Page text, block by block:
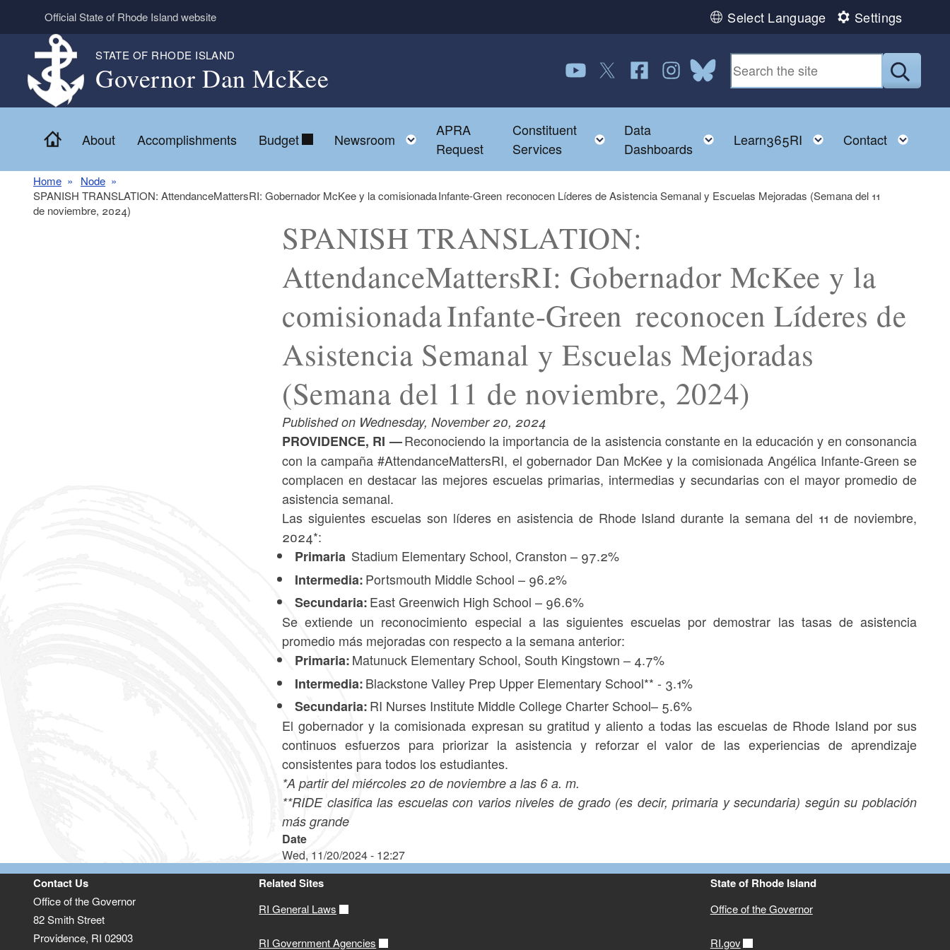
Skip to main content
Official State of Rhode Island website Select Language Settings
STATE OF RHODE ISLAND
Governor Dan McKee
Home
About Accomplishments Budget Newsroom Toggle child menu
APRA
Request
Constituent
Services
Toggle child menu
Data
Dashboards
Toggle child menu
Learn365RI Toggle child menu
Contact
Home
Node
SPANISH TRANSLATION: AttendanceMattersRI: Gobernador McKee y la comisionada Infante-Green reconocen Líderes de Asistencia Semanal y Escuelas Mejoradas (Semana del 11
de noviembre, 2024)
SPANISH TRANSLATION:
AttendanceMattersRI: Gobernador McKee y la
comisionada Infante-Green reconocen Líderes de
Asistencia Semanal y Escuelas Mejoradas
(Semana del 11 de noviembre, 2024)
Published on Wednesday, November 20, 2024
PROVIDENCE, RI —Reconociendo la importancia de la asistencia constante en la educación y en consonancia
con la campaña #AttendanceMattersRI, el gobernador Dan McKee y la comisionada Angélica Infante-Green se
complacen en destacar las mejores escuelas primarias, intermedias y secundarias con el mayor promedio de
asistencia semanal.
Las siguientes escuelas son líderes en asistencia de Rhode Island durante la semana del 11 de noviembre,
2024*:
Primaria Stadium Elementary School, Cranston – 97.2%
Intermedia:Portsmouth Middle School – 96.2%
Secundaria:East Greenwich High School – 96.6%
Se extiende un reconocimiento especial a las siguientes escuelas por demostrar las tasas de asistencia
promedio más mejoradas con respecto a la semana anterior:
Primaria:Matunuck Elementary School, South Kingstown – 4.7%
Intermedia:Blackstone Valley Prep Upper Elementary School** - 3.1%
Secundaria:RI Nurses Institute Middle College Charter School– 5.6%
El gobernador y la comisionada expresan su gratitud y aliento a todas las escuelas de Rhode Island por sus
continuos esfuerzos para priorizar la asistencia y reforzar el valor de las experiencias de aprendizaje
consistentes para todos los estudiantes.
*A partir del miércoles 20 de noviembre a las 6 a. m.
**RIDE clasifica las escuelas con varios niveles de grado (es decir, primaria y secundaria) según su población
más grande
Date
Wed, 11/20/2024 - 12:27
Contact Us
Office of the Governor
82 Smith Street
Providence, RI 02903
Related Sites
RI General Laws
RI Government Agencies
State of Rhode Island
Office of the Governor
RI.gov